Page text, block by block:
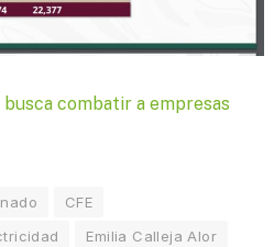
combatir a empresas
CFE
Emilia Calleja Alor